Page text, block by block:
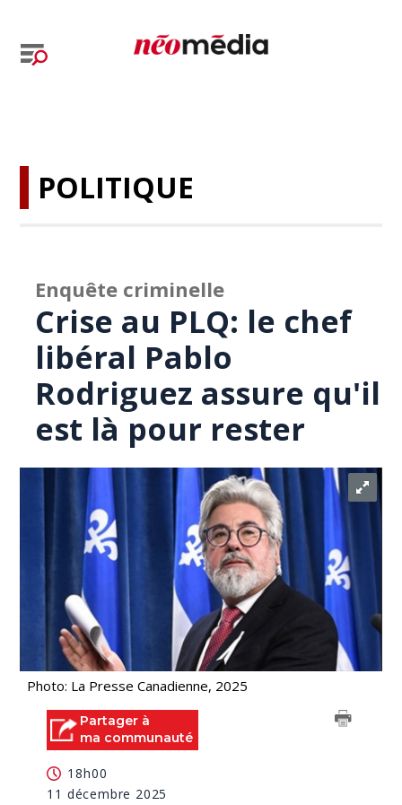
POLITIQUE
Enquête criminelle
Crise au PLQ: le chef
libéral Pablo
Rodriguez assure qu'il
est là pour rester
Photo: La Presse Canadienne, 2025
Partager à
ma communauté
18h00
11 décembre 2025